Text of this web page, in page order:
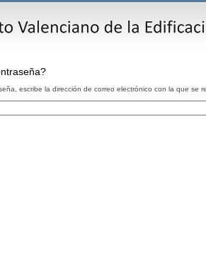
escribe la dirección de correo electrónico con la que se